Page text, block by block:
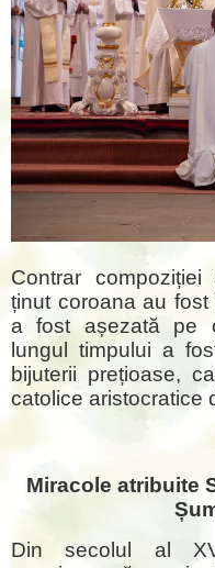
Contrar
ținut coroana au
a fost așezată pe
lungul timpului a
bijuterii prețioase,
catolice aristocratice
Miracole atribuite
Din secolul al